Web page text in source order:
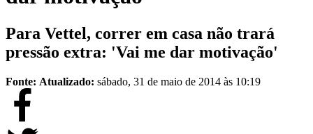
Para Vettel, correr em casa não trará
pressão extra: 'Vai me dar motivação'
Fonte: Atualizado: sábado, 31 de maio de 2014 às 10:19